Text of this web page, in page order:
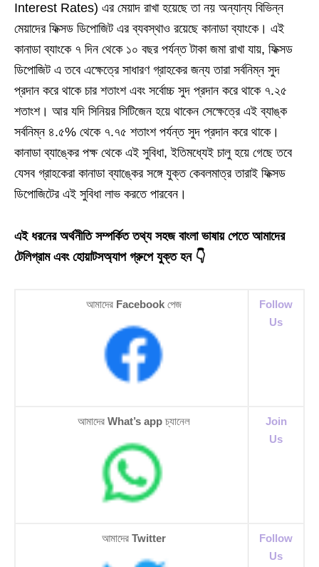
Interest Rates) এর মেয়াদ রাখা হয়েছে তা নয় অন্যান্য বিভিন্ন
মেয়াদের ফিক্সড ডিপোজিট এর ব্যবস্থাও রয়েছে কানাডা ব্যাংকে। এই
কানাডা ব্যাংকে ৭ দিন থেকে ১০ বছর পর্যন্ত টাকা জমা রাখা যায়, ফিক্সড
ডিপোজিট এ তবে এক্ষেত্রে সাধারণ গ্রাহকের জন্য তারা সর্বনিম্ন সুদ
প্রদান করে থাকে চার শতাংশ এবং সর্বোচ্চ সুদ প্রদান করে থাকে ৭.২৫
শতাংশ। আর যদি সিনিয়র সিটিজেন হয়ে থাকেন সেক্ষেত্রে এই ব্যাঙ্ক
সর্বনিম্ন ৪.৫% থেকে ৭.৭৫ শতাংশ পর্যন্ত সুদ প্রদান করে থাকে।
কানাডা ব্যাঙ্কের পক্ষ থেকে এই সুবিধা, ইতিমধ্যেই চালু হয়ে গেছে তবে
যেসব গ্রাহকেরা কানাডা ব্যাঙ্কের সঙ্গে যুক্ত কেবলমাত্র তারাই ফিক্সড
ডিপোজিটের এই সুবিধা লাভ করতে পারবেন।
এই ধরনের অর্থনীতি সম্পর্কিত তথ্য সহজ বাংলা ভাষায় পেতে আমাদের
টেলিগ্রাম এবং হোয়াটসঅ্যাপ গ্রুপে যুক্ত হন 👇
আমাদের Facebook পেজ
Follow
Us
আমাদের What’s app চ্যানেল
Join
Us
আমাদের Twitter
Follow
Us